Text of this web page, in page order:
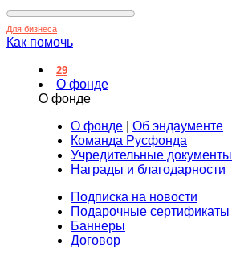
Для бизнеса
Как помочь
29
О фонде
О фонде
О фонде
Об эндаументе
Команда Русфонда
Учредительные документы
Награды и благодарности
Подписка на новости
Подарочные сертификаты
Баннеры
Договор